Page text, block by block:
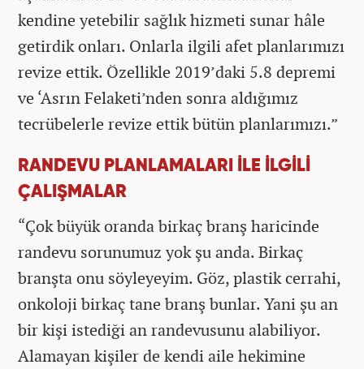
kendine yetebilir sağlık hizmeti sunar hâle
getirdik onları. Onlarla ilgili afet planlarımızı
revize ettik. Özellikle 2019’daki 5.8 depremi
ve ‘Asrın Felaketi’nden sonra aldığımız
tecrübelerle revize ettik bütün planlarımızı.”
RANDEVU PLANLAMALARI İLE İLGİLİ
ÇALIŞMALAR
“Çok büyük oranda birkaç branş haricinde
randevu sorunumuz yok şu anda. Birkaç
branşta onu söyleyeyim. Göz, plastik cerrahi,
onkoloji birkaç tane branş bunlar. Yani şu an
bir kişi istediği an randevusunu alabiliyor.
Alamayan kişiler de kendi aile hekimine